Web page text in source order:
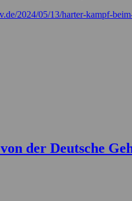
2024/05/13/harter-kampf-
der Deutsche